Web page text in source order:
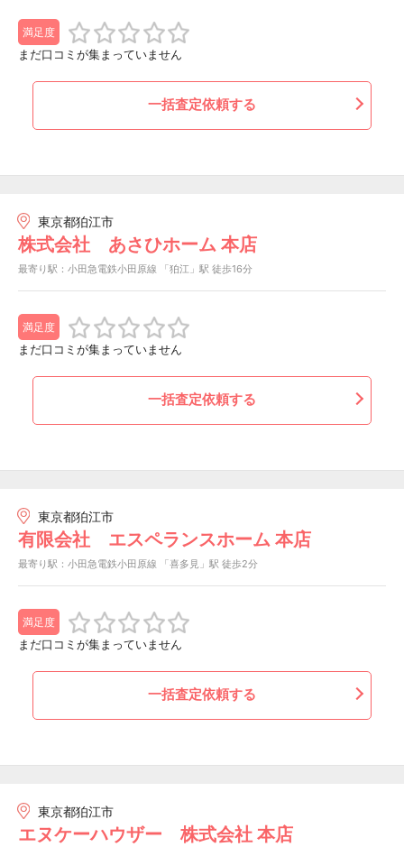
満足度
まだ口コミが集まっていません
一括査定依頼する
東京都狛江市
株式会社 あさひホーム 本店
最寄り駅：小田急電鉄小田原線 「狛江」駅 徒歩16分
満足度
まだ口コミが集まっていません
一括査定依頼する
東京都狛江市
有限会社 エスペランスホーム 本店
最寄り駅：小田急電鉄小田原線 「喜多見」駅 徒歩2分
満足度
まだ口コミが集まっていません
一括査定依頼する
東京都狛江市
エヌケーハウザー 株式会社 本店